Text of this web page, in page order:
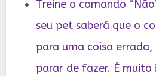
Treine o comando
seu pet saberá que o
para uma coisa
parar de fazer. É